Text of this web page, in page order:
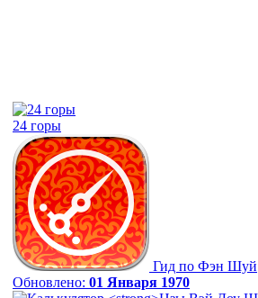
24 горы
Гид по Фэн Шуй
Обновлено: 01 Января 1970